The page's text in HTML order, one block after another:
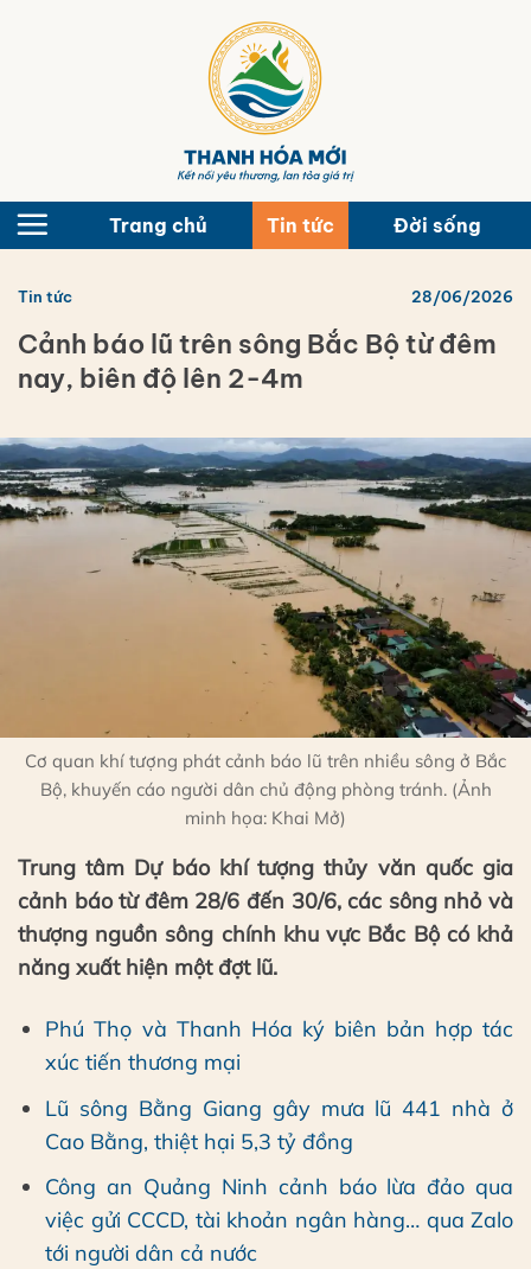
Trang chủ Tin tức Đời sống
Tin tức 28/06/2026
Cảnh báo lũ trên sông Bắc Bộ từ đêm
nay, biên độ lên 2-4m
Cơ quan khí tượng phát cảnh báo lũ trên nhiều sông ở Bắc
Bộ, khuyến cáo người dân chủ động phòng tránh. (Ảnh
minh họa: Khai Mở)
Trung tâm Dự báo khí tượng thủy văn quốc gia
cảnh báo từ đêm 28/6 đến 30/6, các sông nhỏ và
thượng nguồn sông chính khu vực Bắc Bộ có khả
năng xuất hiện một đợt lũ.
Phú Thọ và Thanh Hóa ký biên bản hợp tác
xúc tiến thương mại
Lũ sông Bằng Giang gây mưa lũ 441 nhà ở
Cao Bằng, thiệt hại 5,3 tỷ đồng
Công an Quảng Ninh cảnh báo lừa đảo qua
việc gửi CCCD, tài khoản ngân hàng… qua Zalo
tới người dân cả nước